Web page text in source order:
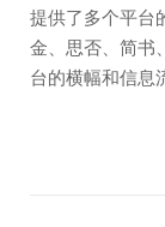
提供了多个平台
金、思否、简书
台的横幅和信息